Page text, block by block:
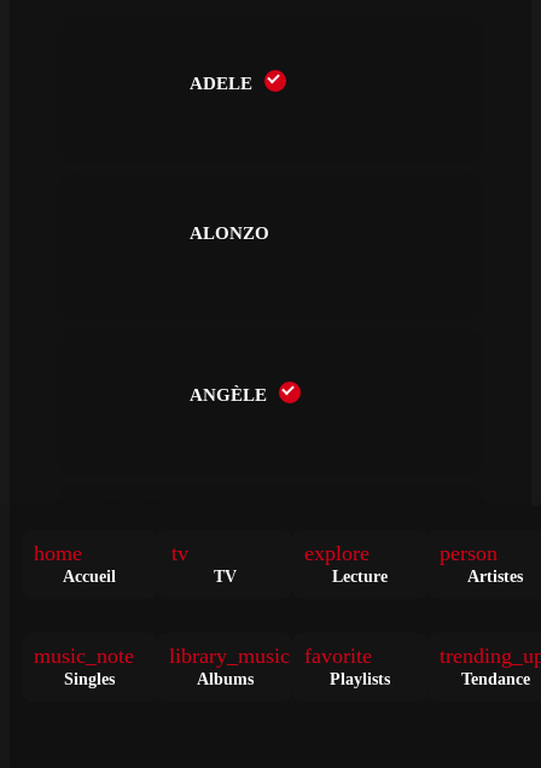
ADELE
ALONZO
ANGÈLE
ANGÉLIQUE KIDJO
home
Accueil
tv
TV
explore
Lecture
person
Artistes
music_note
Singles
library_music
Albums
favorite
Playlists Tendance